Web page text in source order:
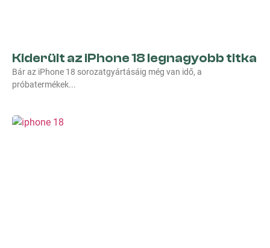
Kiderült az iPhone 18 legnagyobb titka
Bár az iPhone 18 sorozatgyártásáig még van idő, a
próbatermékek